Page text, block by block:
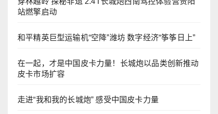
站燃擎启动
和平精英巨型运输机“空降”潍坊 数字经济“筝筝日上”
在一起，才是中国皮卡力量！长城炮以品类创新推动
皮卡市场扩容
走进“我和我的长城炮” 感受中国皮卡力量